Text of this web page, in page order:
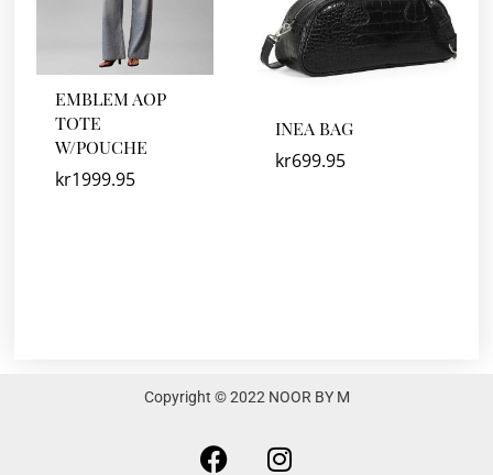
EMBLEM AOP
TOTE
W/POUCHE
kr1999.95
INEA BAG
kr699.95
Copyright © 2022 NOOR BY M
F
I